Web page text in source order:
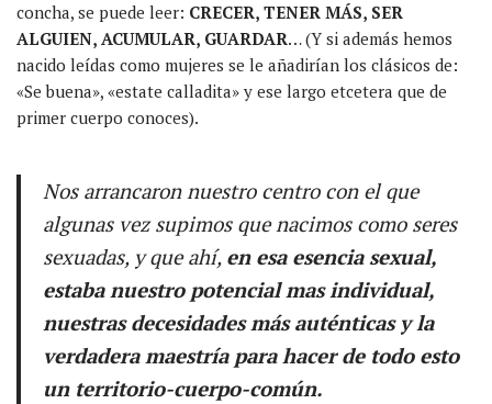
concha, se puede leer: CRECER, TENER MÁS, SER
ALGUIEN, ACUMULAR, GUARDAR… (Y si además hemos
nacido leídas como mujeres se le añadirían los clásicos de:
«Se buena», «estate calladita» y ese largo etcetera que de
primer cuerpo conoces).
Nos arrancaron nuestro centro con el que
algunas vez supimos que nacimos como seres
sexuadas, y que ahí, en esa esencia sexual,
estaba nuestro potencial mas individual,
nuestrasdecesidadesmás auténticas y la
verdadera maestría para hacer de todo esto
un territorio-cuerpo-común.